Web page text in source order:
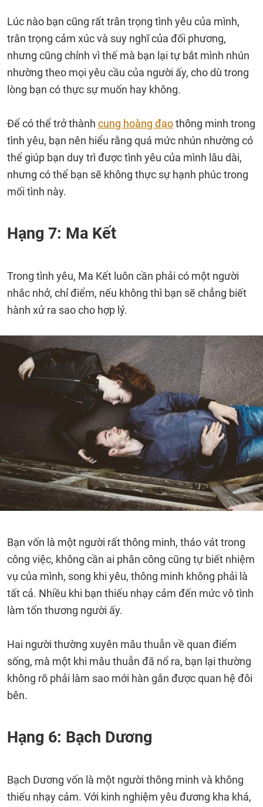
Lúc nào bạn cũng rất trân trọng tình yêu của mình,
trân trọng cảm xúc và suy nghĩ của đối phương,
nhưng cũng chính vì thế mà bạn lại tự bắt mình nhún
nhường theo mọi yêu cầu của người ấy, cho dù trong
lòng bạn có thực sự muốn hay không.
Để có thể trở thành cung hoàng đạothông minh trong
tình yêu, bạn nên hiểu rằng quá mức nhún nhường có
thể giúp bạn duy trì được tình yêu của mình lâu dài,
nhưng có thể bạn sẽ không thực sự hạnh phúc trong
mối tình này.
Hạng 7: Ma Kết
Trong tình yêu, Ma Kết luôn cần phải có một người
nhắc nhở, chỉ điểm, nếu không thì bạn sẽ chẳng biết
hành xử ra sao cho hợp lý.
Bạn vốn là một người rất thông minh, tháo vát trong
công việc, không cần ai phân công cũng tự biết nhiệm
vụ của mình, song khi yêu, thông minh không phải là
tất cả. Nhiều khi bạn thiếu nhạy cảm đến mức vô tình
làm tổn thương người ấy.
Hai người thường xuyên mâu thuẫn về quan điểm
sống, mà một khi mâu thuẫn đã nổ ra, bạn lại thường
không rõ phải làm sao mới hàn gắn được quan hệ đôi
bên.
Hạng 6: Bạch Dương
Bạch Dương vốn là một người thông minh và không
thiếu nhạy cảm. Với kinh nghiệm yêu đương kha khá,